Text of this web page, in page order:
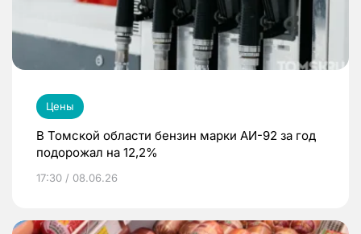
Цены
В Томской области бензин марки АИ-92 за год
подорожал на 12,2%
17:30 / 08.06.26